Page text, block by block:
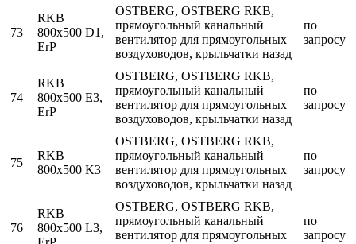
73
RKB
800x500 D1,
ErP
OSTBERG, OSTBERG RKB,
прямоугольный канальный
вентилятор для прямоугольных
воздуховодов, крыльчатки назад
по
запросу
74
RKB
800x500 E3,
ErP
OSTBERG, OSTBERG RKB,
прямоугольный канальный
вентилятор для прямоугольных
воздуховодов, крыльчатки назад
по
запросу
75
RKB
800x500 K3
OSTBERG, OSTBERG RKB,
прямоугольный канальный
вентилятор для прямоугольных
воздуховодов, крыльчатки назад
по
запросу
76
RKB
800x500 L3,
OSTBERG, OSTBERG RKB,
прямоугольный канальный
вентилятор для прямоугольных
по
запросу